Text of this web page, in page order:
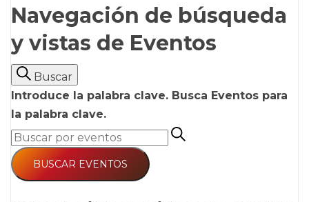
Navegación de búsqueda
y vistas de Eventos
Buscar
Introduce la palabra clave. Busca Eventos para
la palabra clave.
BUSCAR EVENTOS